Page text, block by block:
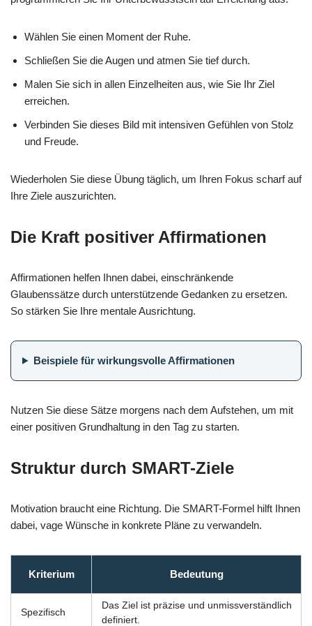
Wählen Sie einen Moment der Ruhe.
Schließen Sie die Augen und atmen Sie tief durch.
Malen Sie sich in allen Einzelheiten aus, wie Sie Ihr Ziel
erreichen.
Verbinden Sie dieses Bild mit intensiven Gefühlen von Stolz
und Freude.
Wiederholen Sie diese Übung täglich, um Ihren Fokus scharf auf
Ihre Ziele auszurichten.
Die Kraft positiver Affirmationen
Affirmationen helfen Ihnen dabei, einschränkende
Glaubenssätze durch unterstützende Gedanken zu ersetzen.
So stärken Sie Ihre mentale Ausrichtung.
Beispiele für wirkungsvolle Affirmationen
Nutzen Sie diese Sätze morgens nach dem Aufstehen, um mit
einer positiven Grundhaltung in den Tag zu starten.
Struktur durch SMART-Ziele
Motivation braucht eine Richtung. Die SMART-Formel hilft Ihnen
dabei, vage Wünsche in konkrete Pläne zu verwandeln.
Kriterium Bedeutung
Spezifisch
Das Ziel ist präzise und unmissverständlich
definiert.